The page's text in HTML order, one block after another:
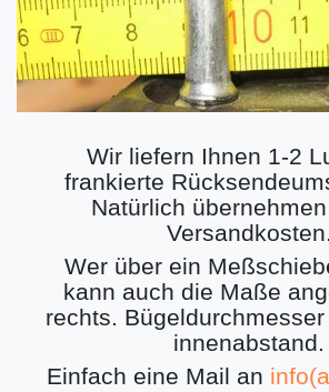
Wir liefern Ihnen 1-2
frankierte
Natürlich
Versandkosten.
Wer über ein
kann auch die Maße
rechts.
innenabstand.
Einfach eine Mail an